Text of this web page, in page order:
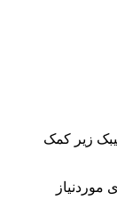
زیر کمک